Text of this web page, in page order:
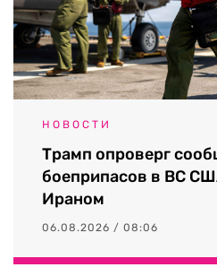
НОВОСТИ
Трамп опроверг
боеприпасов в ВС
Ираном
06.08.2026 / 08:06